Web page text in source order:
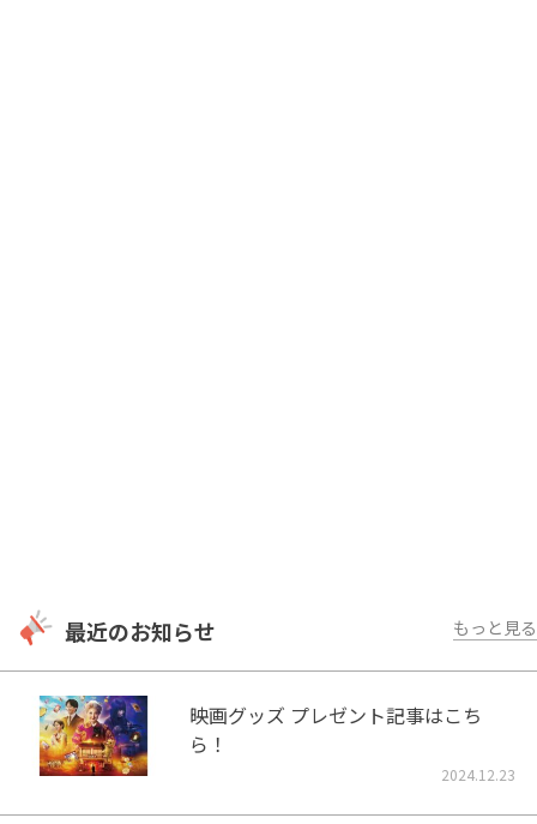
最近のお知らせ もっと見る
映画グッズ プレゼント記事はこち
ら！
2024.12.23